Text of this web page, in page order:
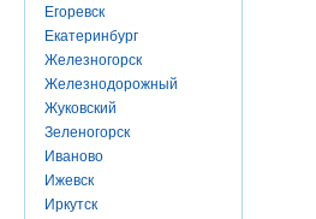
Егоревск
Екатеринбург
Железногорск
Железнодорожный
Жуковский
Зеленогорск
Иваново
Ижевск
Иркутск